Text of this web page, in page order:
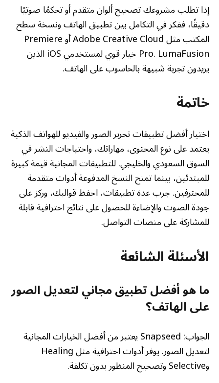
إذا تطلب مشروعك تصحيح ألوان متقدم أو تحكمًا صوتيًا
دقيقًا، ففكر في التكامل بين تطبيق الهاتف ونسخة سطح
المكتب مثل Adobe Creative Cloud أو Premiere
Pro. LumaFusion خيار قوي لمستخدمي iOS الذين
يريدون تجربة شبيهة بالحاسوب على الهاتف.
خاتمة
اختيار أفضل تطبيقات تحرير الصور والفيديو للهواتف الذكية
يعتمد على نوع المحتوى، مهاراتك، واحتياجات النشر في
السوق السعودي والخليجي. للتطبيقات المجانية قيمة كبيرة
للمبتدئين، بينما تمنح النسخ المدفوعة أدوات متقدمة
للمحترفين. جرب عدة تطبيقات، احفظ قوالبك، وركز على
جودة الصوت والإضاءة للحصول على نتائج احترافية قابلة
للمشاركة على منصات التواصل.
الأسئلة الشائعة
ما هو أفضل تطبيق مجاني لتعديل الصور
على الهاتف؟
الجواب: Snapseed يعتبر من أفضل الخيارات المجانية
لتعديل الصور. يوفر أدوات احترافية مثل Healing
وSelective وتصحيح المنظور بدون تكلفة.